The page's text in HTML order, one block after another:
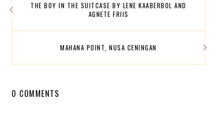
THE BOY IN THE SUITCASE BY LENE KAABERBOL AND
AGNETE FRIIS
MAHANA POINT, NUSA CENINGAN
0 COMMENTS